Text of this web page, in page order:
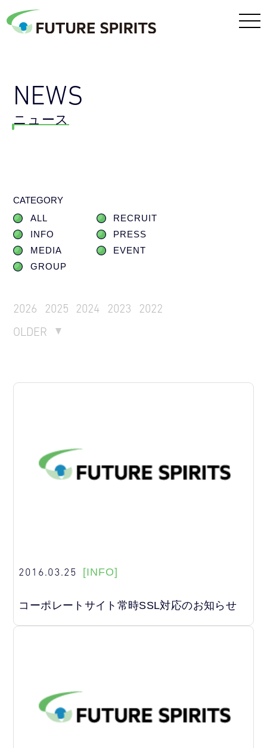
NEWS
ニュース
CATEGORY
ALL
RECRUIT
INFO
PRESS
MEDIA
EVENT
GROUP
2026 2025 2024 2023
2022
OLDER
2016.03.25 [INFO]
コーポレートサイト常時SSL対応のお知らせ